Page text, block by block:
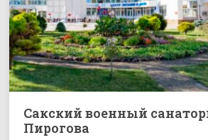
Сакский военный
Пирогова